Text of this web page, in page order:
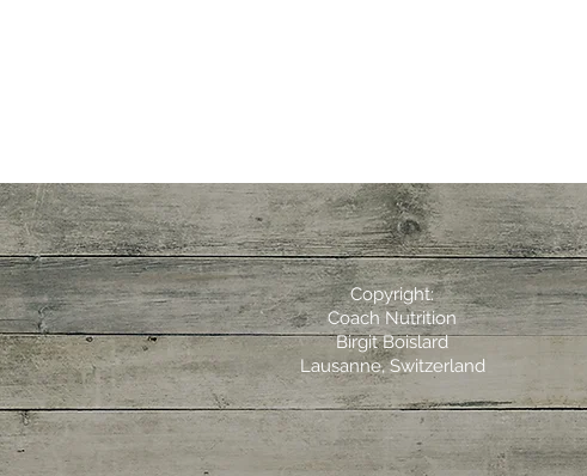
Copyright:
Coach Nutrition
Birgit Boislard
Lausanne, Switzerland